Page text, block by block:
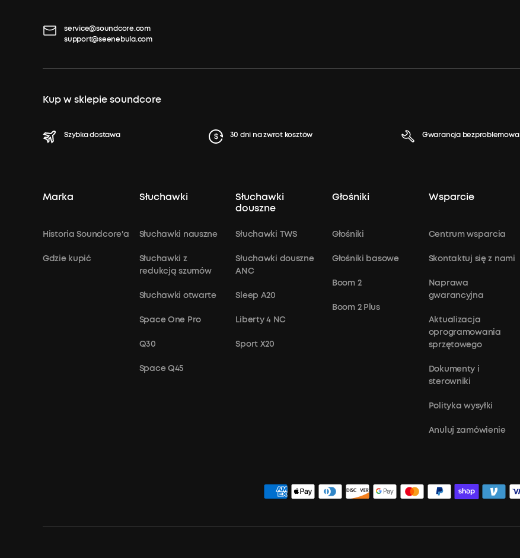
service@soundcore.com
support@seenebula.com
Kup w sklepie soundcore
Szybka dostawa 30 dni na zwrot kosztów Gwarancja bezproblemowa
Marka
Historia Soundcore'a
Gdzie kupić
Słuchawki
Słuchawki nauszne
Słuchawki z
redukcją szumów
Słuchawki otwarte
Space One Pro
Q30
Space Q45
Słuchawki
douszne
Słuchawki TWS
Słuchawki douszne
ANC
Sleep A20
Liberty 4 NC
Sport X20
Głośniki
Głośniki
Głośniki basowe
Boom 2
Boom 2 Plus
Wsparcie
Centrum wsparcia
Skontaktuj się z nami
Naprawa
gwarancyjna
Aktualizacja
oprogramowania
sprzętowego
Dokumenty i
sterowniki
Polityka wysyłki
Anuluj zamówienie